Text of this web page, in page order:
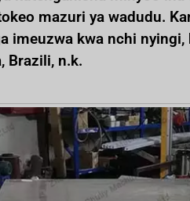
mazuri ya wadudu.
imeuzwa kwa nchi
Brazili, n.k.